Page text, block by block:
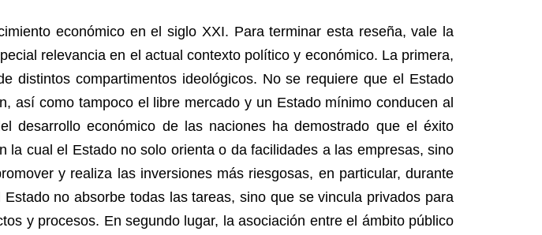
económico en el siglo XXI. Para terminar esta reseña, vale la
relevancia en el actual contexto político y económico. La primera,
distintos compartimentos ideológicos. No se requiere que el Estado
así como tampoco el libre mercado y un Estado mínimo conducen al
desarrollo económico de las naciones ha demostrado que el éxito
cual el Estado no solo orienta o da facilidades a las empresas, sino
y realiza las inversiones más riesgosas, en particular, durante
no absorbe todas las tareas, sino que se vincula privados para
y procesos. En segundo lugar, la asociación entre el ámbito público